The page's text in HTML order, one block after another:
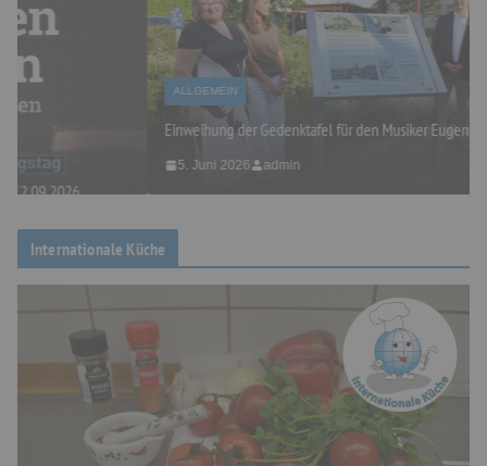
Einweihung der Gedenktafel für den Musiker Eugen Reiche
5. Juni 2026 admin
Internationale Küche